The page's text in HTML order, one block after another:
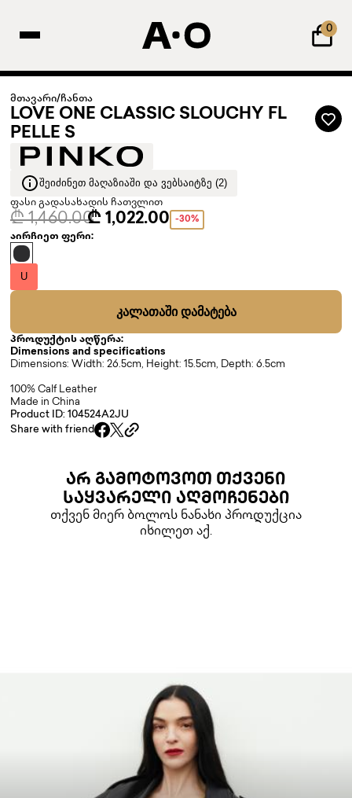
0
მთავარი/ჩანთა
LOVE ONE CLASSIC SLOUCHY FL
PELLE S
ᲨᲔᲘᲫᲘᲜᲔᲗ ᲛᲐᲦᲐᲖᲘᲐᲨᲘ ᲓᲐ ᲕᲔᲑᲡᲐᲘᲢᲖᲔ (2)
ფასი გადასახადის ჩათვლით
₾ 1,460.00₾ 1,022.00 -30%
აირჩიეთ ფერი:
U
ᲙᲐᲚᲐᲗᲐᲨᲘ ᲓᲐᲛᲐᲢᲔᲑᲐ
პროდუქტის აღწერა:
Dimensions and specifications
Dimensions: Width: 26.5cm, Height: 15.5cm, Depth: 6.5cm
100% Calf Leather
Made in China
Product ID: 104524A2JU
Share with friend
ᲐᲠ ᲒᲐᲛᲝᲢᲝᲕᲝᲗ ᲗᲥᲕᲔᲜᲘ
ᲡᲐᲧᲕᲐᲠᲔᲚᲘ ᲐᲦᲛᲝᲩᲔᲜᲔᲑᲘ
თქვენ მიერ ბოლოს ნანახი პროდუქცია
იხილეთ აქ.